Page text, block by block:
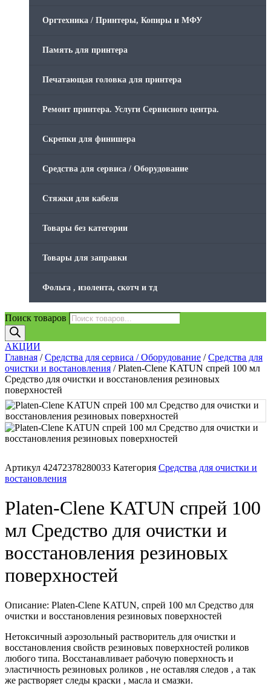
Оргтехника / Принтеры, Копиры и МФУ
Память для принтера
Печатающая головка для принтера
Ремонт принтера. Услуги Сервисного центра.
Скрепки для финишера
Средства для сервиса / Оборудование
Стяжки для кабеля
Товары без категории
Товары для заправки
Фольга , изолента, скотч и тд
Поиск товаров
АКЦИИ
Главная /Средства для сервиса / Оборудование /Средства для
очистки и востановления / Platen-Clene KATUN спрей 100 мл
Средство для очистки и восстановления резиновых
поверхностей
Артикул 42472378280033 Категория Средства для очистки и
востановления
Platen-Clene KATUN спрей 100
мл Средство для очистки и
восстановления резиновых
поверхностей
Описание: Platen-Clene KATUN, спрей 100 мл Средство для
очистки и восстановления резиновых поверхностей
Нетоксичный аэрозольный растворитель для очистки и
восстановления свойств резиновых поверхностей роликов
любого типа. Восстанавливает рабочую поверхность и
эластичность резиновых роликов , не оставляя следов , а так
же растворяет следы краски , масла и смазки.